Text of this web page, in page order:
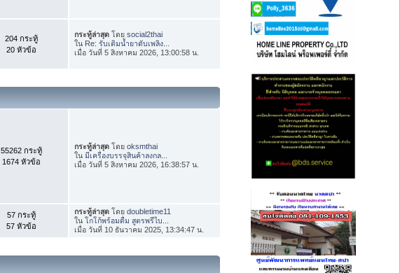
204 กระทู้
20 หัวข้อ
กระทู้ล่าสุด โดยsocial2thai
ใน Re: รับเติมน้ำยาดับเพลิง...
เมื่อ วันที่ 5 สิงหาคม 2026, 13:00:58 น.
55262 กระทู้
1674 หัวข้อ
กระทู้ล่าสุด โดยoksmthai
ในมีเครื่องบรรจุสินค้าลงกล...
เมื่อ วันที่ 5 สิงหาคม 2026, 16:38:57 น.
57 กระทู้
57 หัวข้อ
กระทู้ล่าสุด โดยdoubletime11
ในโกโก้พร้อมดื่ม สูตรพรีไบ...
เมื่อ วันที่ 10 ธันวาคม 2025, 13:34:47 น.